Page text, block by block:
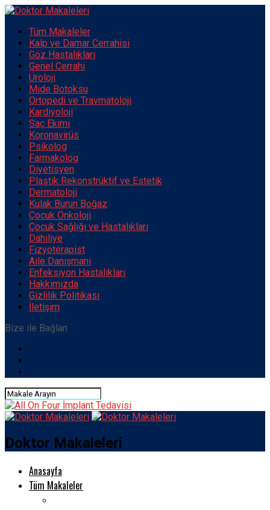
Tüm Makaleler
Kalp ve Damar Cerrahisi
Göz Hastalıkları
Genel Cerrahi
Üroloji
Mide Botoksu
Ortopedi ve Travmatoloji
Kardiyoloji
Saç Ekimi
Koronavirüs
Psikolog
Farmakolog
Diyetisyen
Plastik Rekonstrüktif ve Estetik
Dermatoloji
Kulak Burun Boğaz
Çocuk Onkoloji
Çocuk Sağlığı ve Hastalıkları
Dahiliye
Fizyoterapist
Aile Danışmanı
Enfeksiyon Hastalıkları
Hakkımızda
Gizlilik Politikası
İletişim
Bize ile Bağlan
Doktor Makaleleri
Anasayfa
Tüm Makaleler